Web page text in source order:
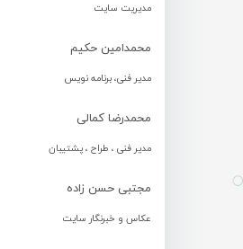
مدیریت سایت
محمدامین حکیم
مدیر فنی، برنامه نویس
محمدرضا کمالی
مدیر فنی ، طراح ، پشتیبان
مجتبی حسن زاده
عکاس و خبرنگار سایت